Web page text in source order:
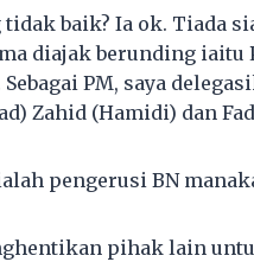
tidak baik? Ia ok. Tiada
diajak berunding iaitu
PM, saya
Zahid (Hamidi) dan
pengerusi BN
pihak lain